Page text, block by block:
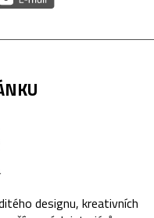
designu, kreativních